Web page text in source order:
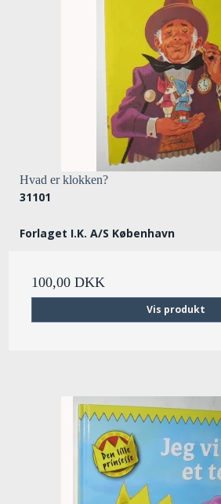
Hvad er klokken?
31101
Forlaget I.K. A/S København
100,00 DKK
Vis produkt